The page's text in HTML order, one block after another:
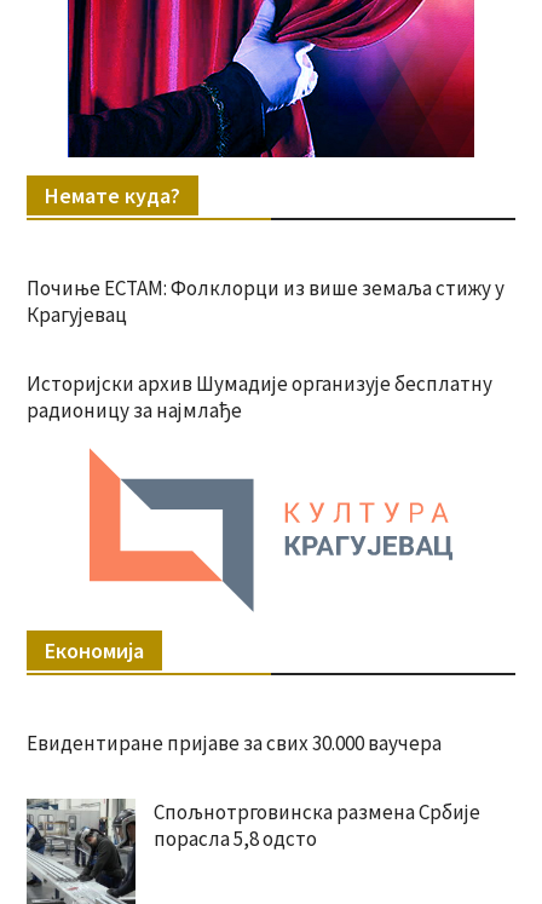
Немате куда?
Почиње ЕСТАМ: Фолклорци из више земаља стижу у
Крагујевац
Историјски архив Шумадије организује бесплатну
радионицу за најмлађе
Економија
Евидентиране пријаве за свих 30.000 ваучера
Спољнотрговинска размена Србије
порасла 5,8 одсто